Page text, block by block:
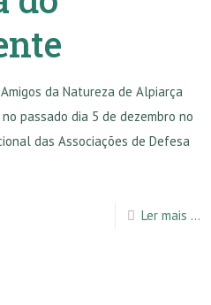
da Natureza de Alpiarça
passado dia 5 de dezembro no
das Associações de Defesa
Ler mais ...